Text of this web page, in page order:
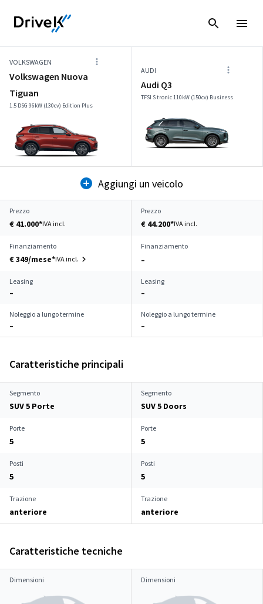
VOLKSWAGEN
Volkswagen Nuova
Tiguan
1.5 DSG 96kW (130cv) Edition Plus
AUDI
Audi Q3
TFSI S tronic 110kW (150cv) Business
Aggiungi un veicolo
Prezzo
€ 41.000*IVA incl.
Prezzo
€ 44.200*IVA incl.
Finanziamento
€ 349/mese*IVA incl.
Finanziamento
–
Leasing
–
Leasing
–
Noleggio a lungo termine
–
Noleggio a lungo termine
–
Caratteristiche principali
Segmento
SUV 5 Porte
Segmento
SUV 5 Doors
Porte
5
Porte
5
Posti
5
Posti
5
Trazione
anteriore
Trazione
anteriore
Caratteristiche tecniche
Dimensioni Dimensioni